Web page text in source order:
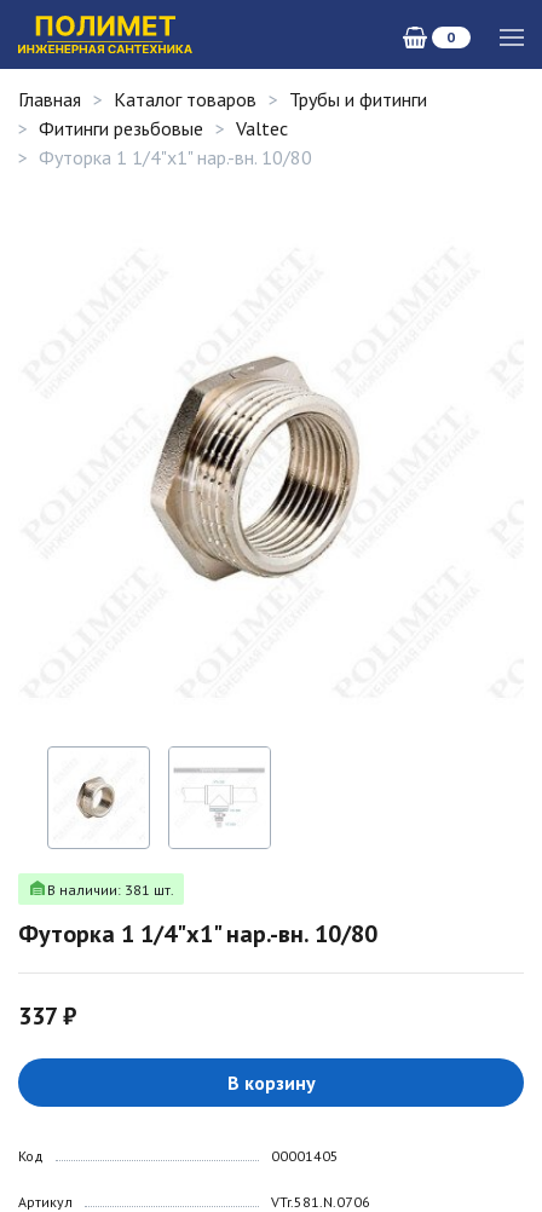
0
Главная Каталог товаров
Трубы и фитинги
Фитинги резьбовые
Valtec
Футорка 1 1/4"х1" нар.-вн. 10/80
В наличии: 381 шт.
Футорка 1 1/4"х1" нар.-вн. 10/80
337 ₽
В корзину
Код
Артикул
00001405
VTr.581.N.0706